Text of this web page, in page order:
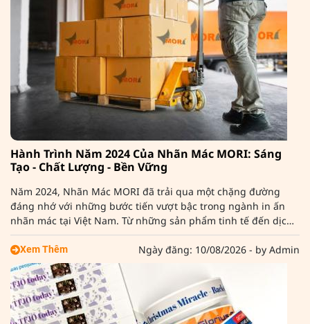
Hành Trình Năm 2024 Của Nhãn Mác MORI: Sáng
Tạo - Chất Lượng - Bền Vững
Năm 2024, Nhãn Mác MORI đã trải qua một chặng đường
đáng nhớ với những bước tiến vượt bậc trong ngành in ấn
nhãn mác tại Việt Nam. Từ những sản phẩm tinh tế đến dịch
vụ chuyên nghiệp, chúng tôi tự hào góp phần khẳng định
thương hiệu và nâng tầm giá trị sản phẩm cho hàng nghìn
đối tác trong và ngoài nước.
Xem Thêm Ngày đăng: 10/08/2026 - by Admin